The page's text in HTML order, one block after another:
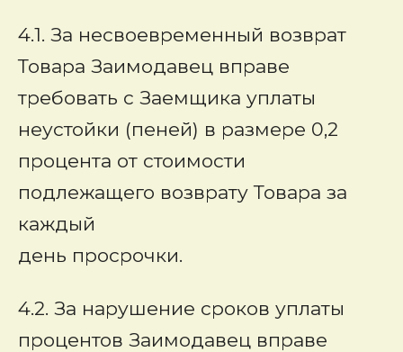
4.1. За несвоевременный возврат
Товара Заимодавец вправе
требовать с Заемщика уплаты
неустойки (пеней) в размере 0,2
процента от стоимости
подлежащего возврату Товара за
каждый
день просрочки.
4.2. За нарушение сроков уплаты
процентов Заимодавец вправе